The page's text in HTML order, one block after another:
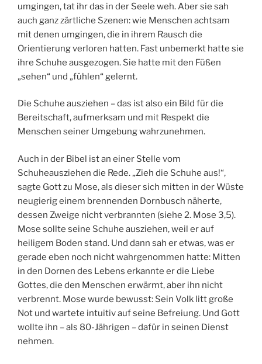
umgingen, tat ihr das in der Seele weh. Aber sie sah
auch ganz zärtliche Szenen: wie Menschen achtsam
mit denen umgingen, die in ihrem Rausch die
Orientierung verloren hatten. Fast unbemerkt hatte sie
ihre Schuhe ausgezogen. Sie hatte mit den Füßen
„sehen“ und „fühlen“ gelernt.
Die Schuhe ausziehen – das ist also ein Bild für die
Bereitschaft, aufmerksam und mit Respekt die
Menschen seiner Umgebung wahrzunehmen.
Auch in der Bibel ist an einer Stelle vom
Schuheausziehen die Rede. „Zieh die Schuhe aus!“,
sagte Gott zu Mose, als dieser sich mitten in der Wüste
neugierig einem brennenden Dornbusch näherte,
dessen Zweige nicht verbrannten (siehe 2. Mose 3,5).
Mose sollte seine Schuhe ausziehen, weil er auf
heiligem Boden stand. Und dann sah er etwas, was er
gerade eben noch nicht wahrgenommen hatte: Mitten
in den Dornen des Lebens erkannte er die Liebe
Gottes, die den Menschen erwärmt, aber ihn nicht
verbrennt. Mose wurde bewusst: Sein Volk litt große
Not und wartete intuitiv auf seine Befreiung. Und Gott
wollte ihn – als 80-Jährigen – dafür in seinen Dienst
nehmen.